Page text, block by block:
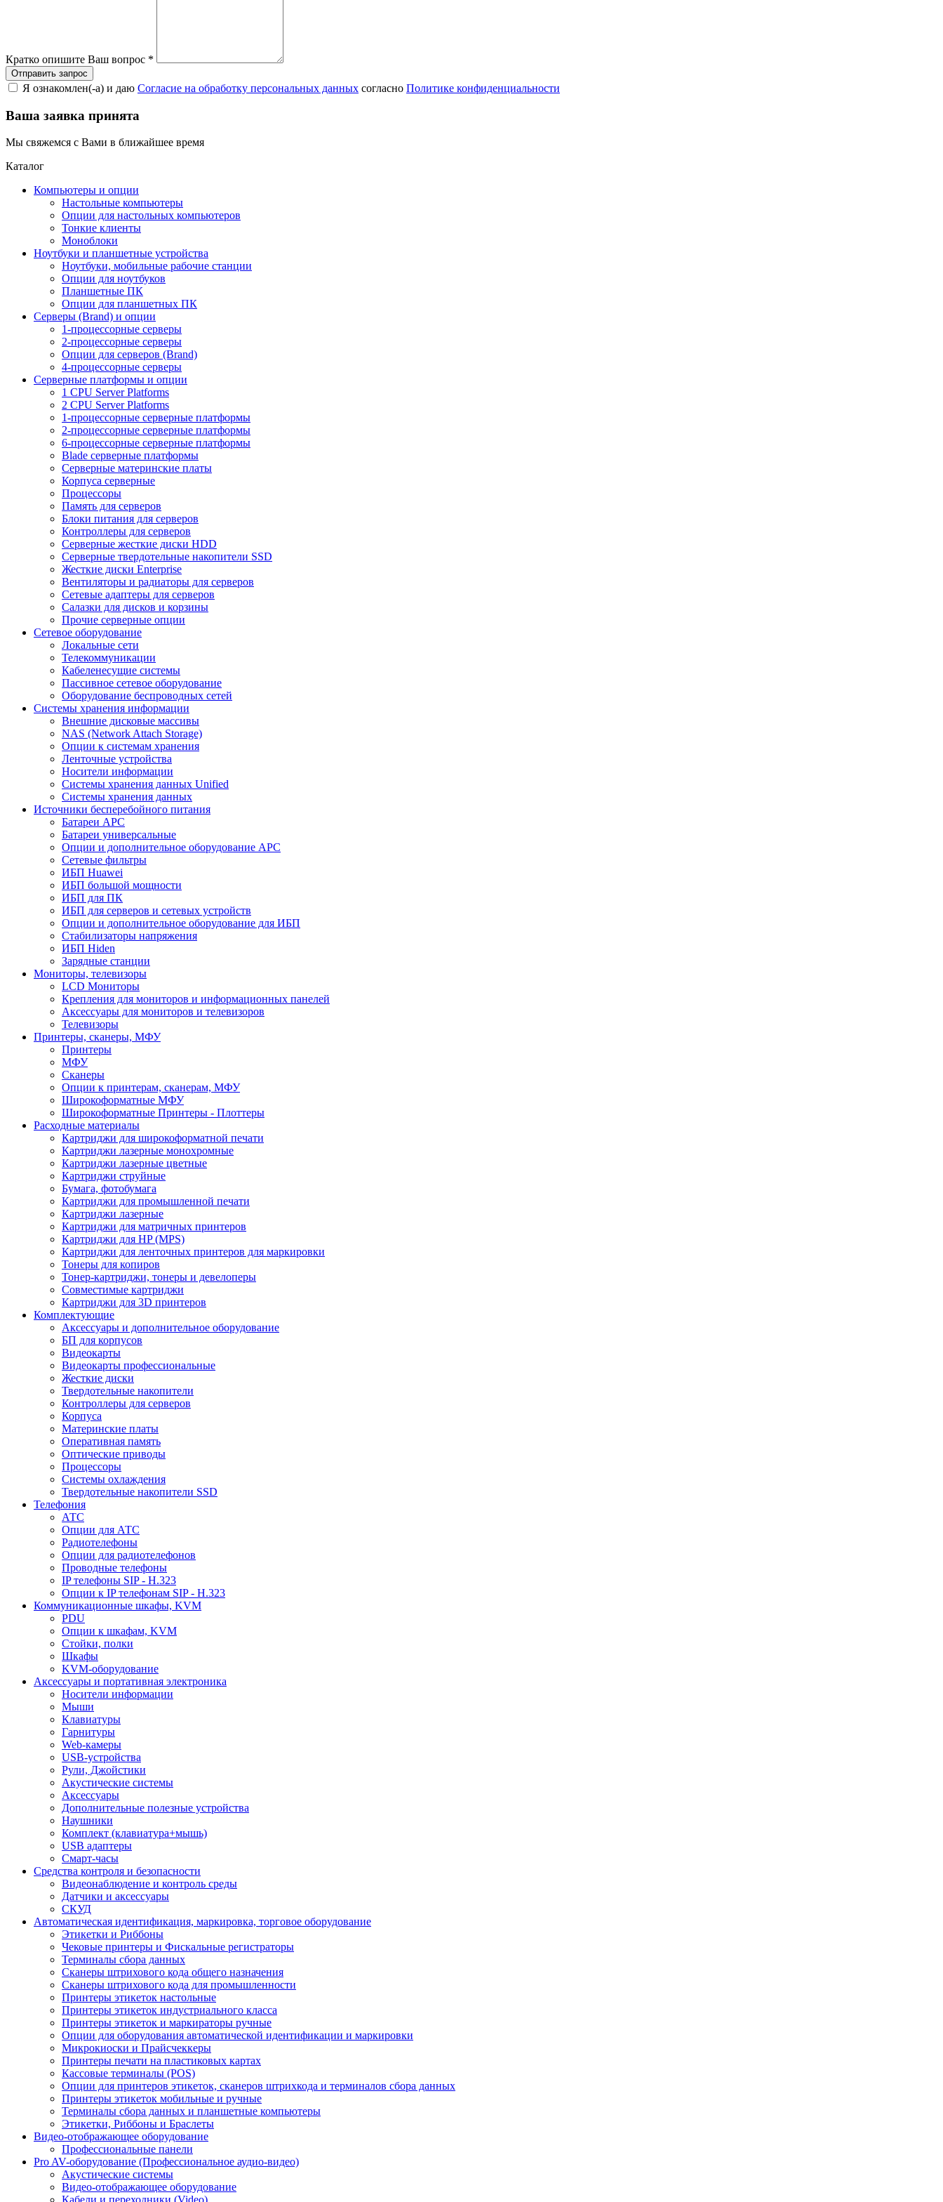
Кратко опишите Ваш вопрос *
Я ознакомлен(-а) и даю Согласие на обработку персональных данных согласно Политике конфиденциальности
Ваша заявка принята
Мы свяжемся с Вами в ближайшее время
Каталог
Компьютеры и опции
Настольные компьютеры
Опции для настольных компьютеров
Тонкие клиенты
Моноблоки
Ноутбуки и планшетные устройства
Ноутбуки, мобильные рабочие станции
Опции для ноутбуков
Планшетные ПК
Опции для планшетных ПК
Серверы (Brand) и опции
1-процессорные серверы
2-процессорные серверы
Опции для серверов (Brand)
4-процессорные серверы
Серверные платформы и опции
1 CPU Server Platforms
2 CPU Server Platforms
1-процессорные серверные платформы
2-процессорные серверные платформы
6-процессорные серверные платформы
Blade серверные платформы
Серверные материнские платы
Корпуса серверные
Процессоры
Память для серверов
Блоки питания для серверов
Контроллеры для серверов
Серверные жесткие диски HDD
Серверные твердотельные накопители SSD
Жесткие диски Enterprise
Вентиляторы и радиаторы для серверов
Сетевые адаптеры для серверов
Салазки для дисков и корзины
Прочие серверные опции
Сетевое оборудование
Локальные сети
Телекоммуникации
Кабеленесущие системы
Пассивное сетевое оборудование
Оборудование беспроводных сетей
Системы хранения информации
Внешние дисковые массивы
NAS (Network Attach Storage)
Опции к системам хранения
Ленточные устройства
Носители информации
Системы хранения данных Unified
Системы хранения данных
Источники бесперебойного питания
Батареи APC
Батареи универсальные
Опции и дополнительное оборудование АРС
Сетевые фильтры
ИБП Huawei
ИБП большой мощности
ИБП для ПК
ИБП для серверов и сетевых устройств
Опции и дополнительное оборудование для ИБП
Стабилизаторы напряжения
ИБП Hiden
Зарядные станции
Мониторы, телевизоры
LCD Мониторы
Крепления для мониторов и информационных панелей
Аксессуары для мониторов и телевизоров
Телевизоры
Принтеры, сканеры, МФУ
Принтеры
МФУ
Сканеры
Опции к принтерам, сканерам, МФУ
Широкоформатные МФУ
Широкоформатные Принтеры - Плоттеры
Расходные материалы
Картриджи для широкоформатной печати
Картриджи лазерные монохромные
Картриджи лазерные цветные
Картриджи струйные
Бумага, фотобумага
Картриджи для промышленной печати
Картриджи лазерные
Картриджи для матричных принтеров
Картриджи для HP (MPS)
Картриджи для ленточных принтеров для маркировки
Тонеры для копиров
Тонер-картриджи, тонеры и девелоперы
Совместимые картриджи
Картриджи для 3D принтеров
Комплектующие
Аксессуары и дополнительное оборудование
БП для корпусов
Видеокарты
Видеокарты профессиональные
Жесткие диски
Твердотельные накопители
Контроллеры для серверов
Корпуса
Материнские платы
Оперативная память
Оптические приводы
Процессоры
Системы охлаждения
Твердотельные накопители SSD
Телефония
АТС
Опции для АТС
Радиотелефоны
Опции для радиотелефонов
Проводные телефоны
IP телефоны SIP - H.323
Опции к IP телефонам SIP - H.323
Коммуникационные шкафы, KVM
PDU
Опции к шкафам, KVM
Стойки, полки
Шкафы
KVM-оборудование
Аксессуары и портативная электроника
Носители информации
Мыши
Клавиатуры
Гарнитуры
Web-камеры
USB-устройства
Рули, Джойстики
Акустические системы
Аксессуары
Дополнительные полезные устройства
Наушники
Комплект (клавиатура+мышь)
USB адаптеры
Смарт-часы
Средства контроля и безопасности
Видеонаблюдение и контроль среды
Датчики и аксессуары
СКУД
Автоматическая идентификация, маркировка, торговое оборудование
Этикетки и Риббоны
Чековые принтеры и Фискальные регистраторы
Терминалы сбора данных
Сканеры штрихового кода общего назначения
Сканеры штрихового кода для промышленности
Принтеры этикеток настольные
Принтеры этикеток индустриального класса
Принтеры этикеток и маркираторы ручные
Опции для оборудования автоматической идентификации и маркировки
Микрокиоски и Прайсчеккеры
Принтеры печати на пластиковых картах
Кассовые терминалы (POS)
Опции для принтеров этикеток, сканеров штрихкода и терминалов сбора данных
Принтеры этикеток мобильные и ручные
Терминалы сбора данных и планшетные компьютеры
Этикетки, Риббоны и Браслеты
Видео-отображающее оборудование
Профессиональные панели
Pro AV-оборудование (Профессиональное аудио-видео)
Акустические системы
Видео-отображающее оборудование